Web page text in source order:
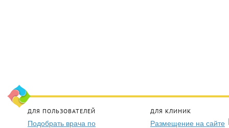
ДЛЯ ПОЛЬЗОВАТЕЛЕЙ
Подобрать врача по
ДЛЯ КЛИНИК
Размещение на сайте